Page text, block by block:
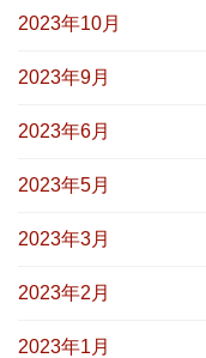
2023年10月
2023年9月
2023年6月
2023年5月
2023年3月
2023年2月
2023年1月